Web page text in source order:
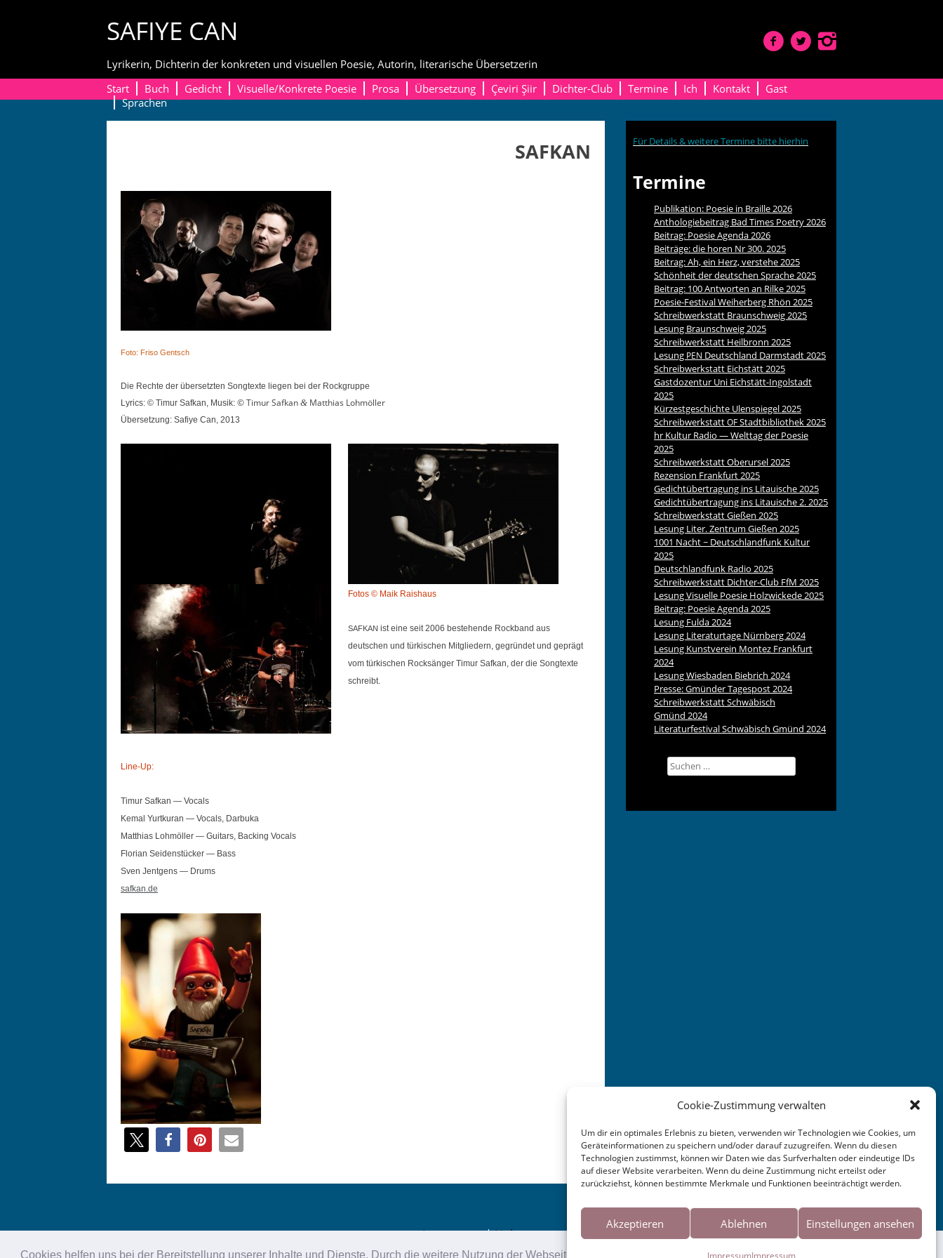
Cookies helfen uns bei der Bereitstellung unserer Inhalte und Dienste. Durch die weitere Nutzung der Webseite stimmen Sie der Verwendung von Cookies zu.
Cookie-Zustimmung verwalten
Um dir ein optimales Erlebnis zu bieten, verwenden wir Technologien wie Cookies, um
Geräteinformationen zu speichern und/oder darauf zuzugreifen. Wenn du diesen
Technologien zustimmst, können wir Daten wie das Surfverhalten oder eindeutige IDs
auf dieser Website verarbeiten. Wenn du deine Zustimmung nicht erteilst oder
zurückziehst, können bestimmte Merkmale und Funktionen beeinträchtigt werden.
Akzeptieren Ablehnen Einstellungen ansehen
ImpressumImpressum
SAFIYE CAN
Lyrikerin, Dichterin der konkreten und visuellen Poesie, Autorin, literarische Übersetzerin
Start
Buch Gedicht Visuelle/Konkrete Poesie Prosa Übersetzung Çeviri Şiir Dichter-Club Termine Ich Kontakt
Gast
Sprachen
SAFKAN
Foto: Friso Gentsch
Die Rechte der über­set­zten Song­texte liegen bei der Rockgruppe
Lyrics: © Timur Safkan, Musik: © Timur Safkan & Matthias Lohmöller
Über­set­zung: Safiye Can, 2013
Fotos © Maik Raishaus
SAFKAN ist eine seit 2006 beste­hende Rock­band aus
deutschen und türkischen Mit­gliedern, gegrün­det und geprägt
vom türkischen Rock­sänger Timur Safkan, der die Song­texte
schreibt.
Line-Up:
Timur Safkan — Vocals
Kemal Yurtku­ran — Vocals, Darbuka
Matthias Lohmöller — Gui­tars, Back­ing Vocals
Flo­ri­an Sei­den­stück­er — Bass
Sven Jent­gens — Drums
safkan.de
Für Details & weitere Termine bitte hierhin
Termine
Publikation: Poesie in Braille 2026
Anthologiebeitrag Bad Times Poetry 2026
Beitrag: Poesie Agenda 2026
Beiträge: die horen Nr 300. 2025
Beitrag: Ah, ein Herz, verstehe 2025
Schönheit der deutschen Sprache 2025
Beitrag: 100 Antworten an Rilke 2025
Poesie-Festival Weiherberg Rhön 2025
Schreibwerkstatt Braunschweig 2025
Lesung Braunschweig 2025
Schreibwerkstatt Heilbronn 2025
Lesung PEN Deutschland Darmstadt 2025
Schreibwerkstatt Eichstätt 2025
Gastdozentur Uni Eichstätt-Ingolstadt
2025
Kürzestgeschichte Ulenspiegel 2025
SchreibwerkstattOFStadtbibliothek 2025
hr Kultur Radio — Welttag der Poesie
2025
Schreibwerkstatt Oberursel 2025
Rezension Frankfurt 2025
Gedichtübertragung ins Litauische 2025
Gedichtübertragung ins Litauische 2. 2025
Schreibwerkstatt Gießen 2025
Lesung Liter. Zentrum Gießen 2025
1001 Nacht ~ Deutschlandfunk Kultur
2025
Deutschlandfunk Radio 2025
Schreibwerkstatt Dichter-Club FfM 2025
Lesung Visuelle Poesie Holzwickede 2025
Beitrag: Poesie Agenda 2025
Lesung Fulda 2024
Lesung Literaturtage Nürnberg 2024
Lesung Kunstverein Montez Frankfurt
2024
Lesung Wiesbaden Biebrich 2024
Presse: Gmünder Tagespost 2024
Schreibwerkstatt Schwäbisch
Gmünd 2024
Literaturfestival Schwäbisch Gmünd 2024
Suchen
nach:
Impressum|Links